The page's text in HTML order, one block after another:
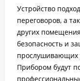
Устройство
переговоров, а
других
безопасность и
прослушивающих
Прибором будут